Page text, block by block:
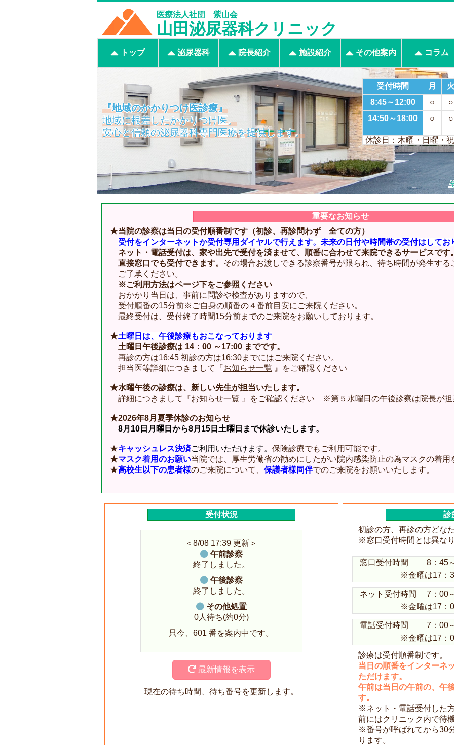
医療法人社団 紫山会
山田泌尿器科クリニック
トップ 泌尿器科 院長紹介 施設紹介 その他案内 コラム
受付時間 月 火
8:45～12:00
○ ○
14:50～18:00
○ ○
休診日：木曜・日曜・
『地域のかかりつけ医診療』
地域に根差したかかりつけ医。
安心と信頼の泌尿器科専門医療を提供します。
重要なお知らせ
★当院の診察は当日の受付順番制です（初診、再診問わず 全ての方）
受付をインターネットか受付専用ダイヤルで行えます。未来の日付や時間帯の受付はしてお
ネット・電話受付は、家や出先で受付を済ませて、順番に合わせて来院できるサービスです。
直接窓口でも受付できます。 その場合お渡しできる診察番号が限られ、待ち時間が発生する
ご了承ください。
※ご利用方法はページ下をご参照ください
おかかり当日は、事前に問診や検査がありますので、
受付順番の15分前※ ご自身の順番の４番前目安にご来院ください。
最終受付は、受付終了時間15分前までのご来院をお願いしております。
★土曜日は、午後診療もおこなっております
土曜日午後診療は 14：00 ～17:00 までです。
再診の方は16:45 初診の方は16:30までにはご来院ください。
担当医等詳細につきまして『お知らせ一覧 』をご確認ください
★水曜午後の診療は、新しい先生が担当いたします。
詳細につきまして『お知らせ一覧 』をご確認ください ※第５水曜日の午後診察は院長が担
★2026年8月夏季休診のお知らせ
8月10日月曜日から8月15日土曜日まで休診いたします。
★キャッシュレス決済ご利用いただけます。 保険診療でもご利用可能です。
★マスク着用のお願い当院では、
厚生労働省の勧めにしたがい院内感染防止の為マスクの着用
★高校生以下の患者様のご来院について、 保護者様同伴でのご来院をお願いいたします。
受付状況
＜8/08 17:39 更新＞
午前診察
終了しました。
午後診察
終了しました。
その他処置
0人待ち(約0分)
只今、601 番を案内中です。
最新情報を表示
現在の待ち時間、待ち番号を更新します。
診
初診の方、再診の方どな
※窓口受付時間とは異な
窓口受付時間 8：45
※金曜は17：
ネット受付時間 7：00
※金曜は17：
電話受付時間 7：00
※金曜は17：
診療は受付順番制です。
当日の順番をインターネ
ただけます。
午前は当日の午前の、午
す。
※ネット・電話受付した
前にはクリニック内で待
※番号が呼ばれてから30
ります。